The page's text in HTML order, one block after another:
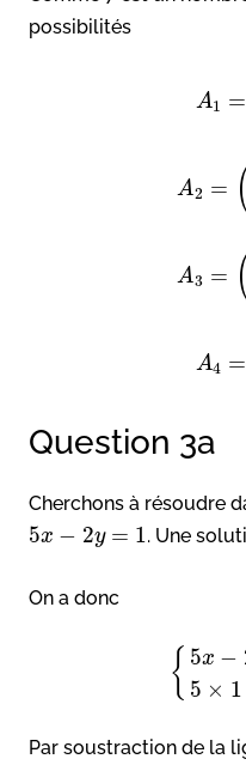
possibilités
A1 =
A2 = (
A3 = (
A4 =
Question 3a
Cherchons à résoudre
5x − 2y = 1. Une
On a donc
{ 5x −
5 × 1
Par soustraction de la